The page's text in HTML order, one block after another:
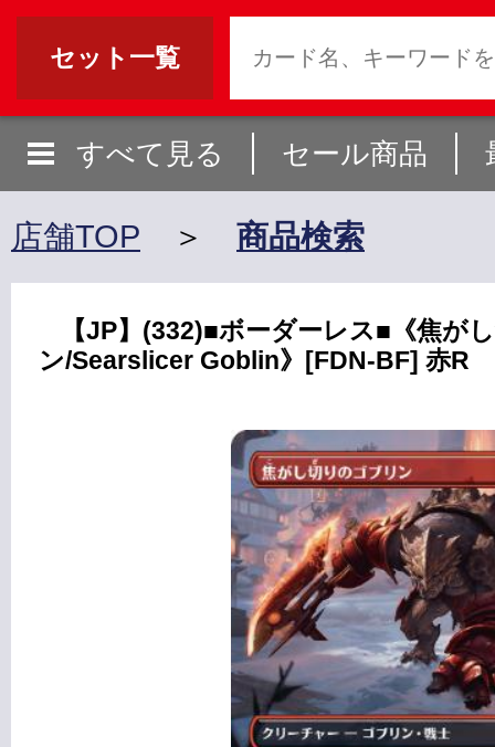
セット一覧
すべて見る セール商品
店舗TOP ＞ 商品検索
【JP】(332)■ボーダーレス■《焦が
ン/Searslicer Goblin》[FDN-BF] 赤R